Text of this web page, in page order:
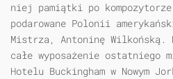
niej pamiątki po
podarowane Polonii
Mistrza, Antoninę Wilkońską.
całe wyposażenie ostatniego
Hotelu Buckingham w Nowym